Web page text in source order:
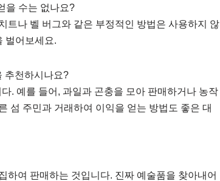
을 수는 없나요?
트나 벨 버그와 같은 부정적인 방법은 사용하지 않
벌어보세요.
추천하시나요?
. 예를 들어, 과일과 곤충을 모아 판매하거나 농작
섬 주민과 거래하여 이익을 얻는 방법도 좋은 대
하여 판매하는 것입니다. 진짜 예술품을 찾아내어